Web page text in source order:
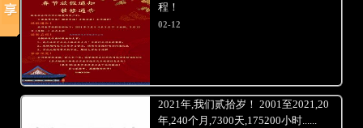
程！
02-12
2021年,我们贰拾岁！ 2001至2021,20
年,240个月,7300天,175200小时......